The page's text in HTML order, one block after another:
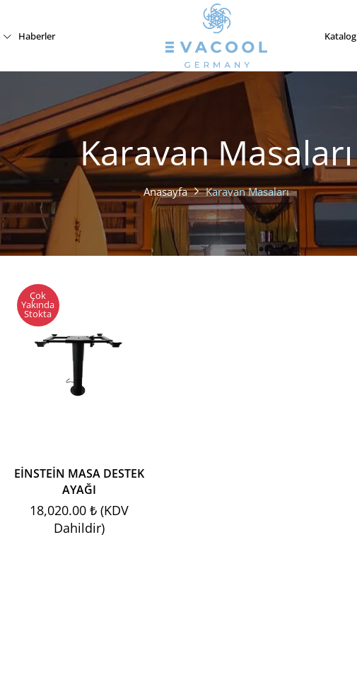
Haberler Katalog
Karavan Masaları
Anasayfa Karavan Masaları
Çok
Yakında
Stokta
EİNSTEİN MASA DESTEK
AYAĞI
18,020.00 ₺ (KDV
Dahildir)